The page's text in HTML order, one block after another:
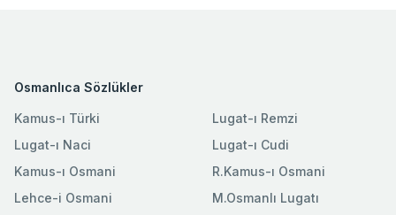
Osmanlıca Sözlükler
Kamus-ı Türki
Lugat-ı Naci
Kamus-ı Osmani
Lehce-i Osmani
Lugat-ı Remzi
Lugat-ı Cudi
R.Kamus-ı Osmani
M.Osmanlı Lugatı